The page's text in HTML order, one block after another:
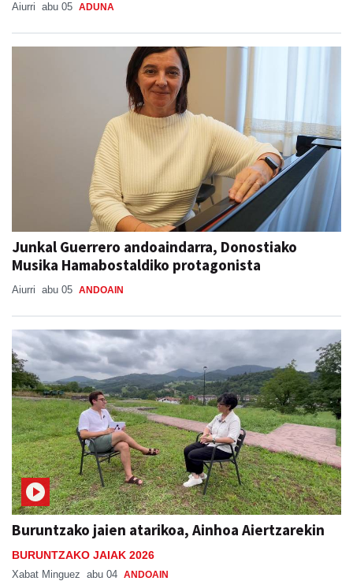
Aiurri abu 05 ADUNA
Junkal Guerrero andoaindarra, Donostiako
Musika Hamabostaldiko protagonista
Aiurri abu 05 ANDOAIN
Buruntzako jaien atarikoa, Ainhoa Aiertzarekin
BURUNTZAKO JAIAK 2026
Xabat Minguez abu 04 ANDOAIN